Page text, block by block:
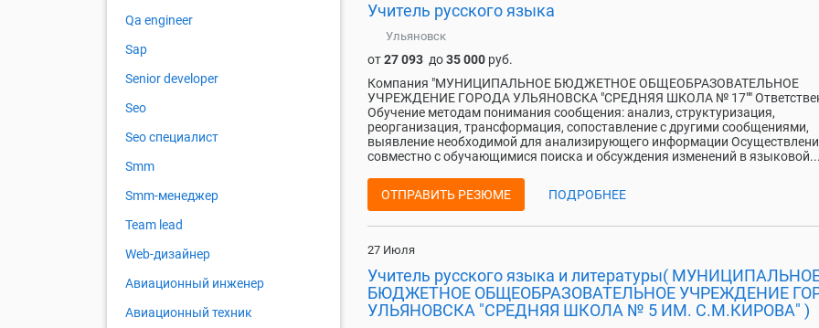
Учитель русского языка
Ульяновск
от27 093 до35 000 руб.
Компания "МУНИЦИПАЛЬНОЕ БЮДЖЕТНОЕ ОБЩЕОБРАЗОВАТЕЛЬНОЕ
УЧРЕЖДЕНИЕ ГОРОДА УЛЬЯНОВСКА "СРЕДНЯЯ ШКОЛА № 17""
Обучение методам понимания сообщения: анализ, структуризация,
реорганизация, трансформация, сопоставление с другими сообщениями,
выявление необходимой для анализирующего информации
совместно с обучающимися поиска и обсуждения изменений в языковой...
ОТПРАВИТЬ РЕЗЮМЕ ПОДРОБНЕЕ
27 Июля
Учитель русского языка и литературы(
БЮДЖЕТНОЕ ОБЩЕОБРАЗОВАТЕЛЬНОЕ УЧРЕЖДЕНИЕ
УЛЬЯНОВСКА "СРЕДНЯЯ ШКОЛА № 5 ИМ. С.М.КИРОВА" )
Qa engineer
Sap
Senior developer
Seo
Seo специалист
Smm
Smm-менеджер
Team lead
Web-дизайнер
Авиационный инженер
Авиационный техник